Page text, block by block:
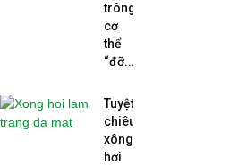
trông
cơ
thể
“đỡ...
Tuyệt
chiêu
xông
hơi